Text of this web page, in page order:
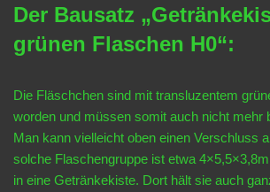
Der Bausatz
grünen Flaschen H0“:
Die Fläschchen sind mit transluzentem
worden und müssen somit auch nicht mehr
Man kann vielleicht oben einen Verschluss
solche Flaschengruppe ist etwa
in eine Getränkekiste. Dort hält sie auch